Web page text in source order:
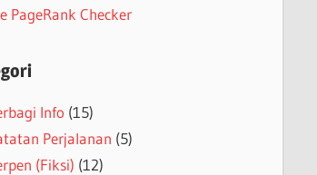
Info (15)
Perjalanan (5)
(Fiksi) (12)